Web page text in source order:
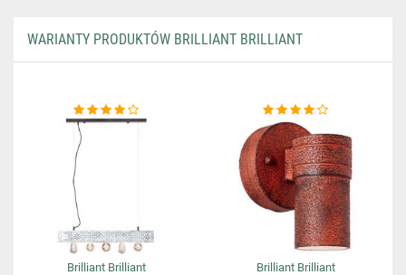
WARIANTY PRODUKTÓW BRILLIANT BRILLIANT
Brilliant Brilliant Brilliant Brilliant